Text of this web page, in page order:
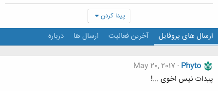
پیدا کردن
ارسال های پروفایل آخرین فعالیت ارسال ها درباره
Phyto
May 20, 2017
پیدات نیس اخوی ...!